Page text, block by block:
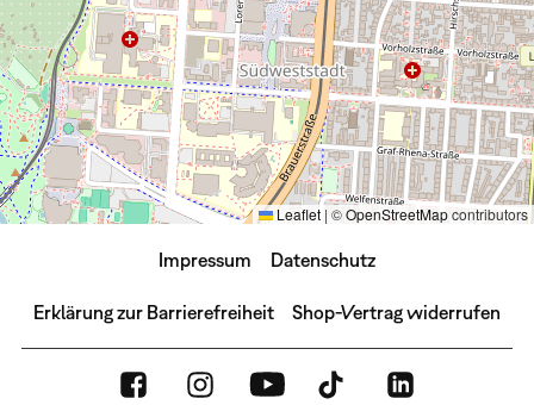
Leaflet | ©OpenStreetMapcontributors
Impressum Datenschutz
Erklärung zur Barrierefreiheit Shop-Vertrag widerrufen